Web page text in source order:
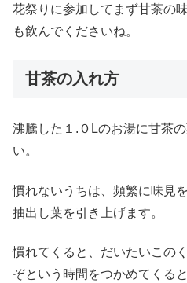
花祭りに参加してまず甘茶の
も飲んでくださいね。
甘茶の入れ方
沸騰した１.０Lのお湯に甘茶
い。
慣れないうちは、頻繁に味見
抽出し葉を引き上げます。
慣れてくると、だいたいこの
ぞという時間をつかめてくる